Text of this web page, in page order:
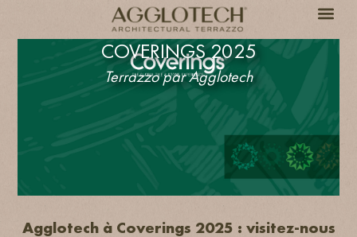
COVERINGS 2025
Terrazzo par Agglotech
Agglotech à Coverings 2025 : visitez-nous